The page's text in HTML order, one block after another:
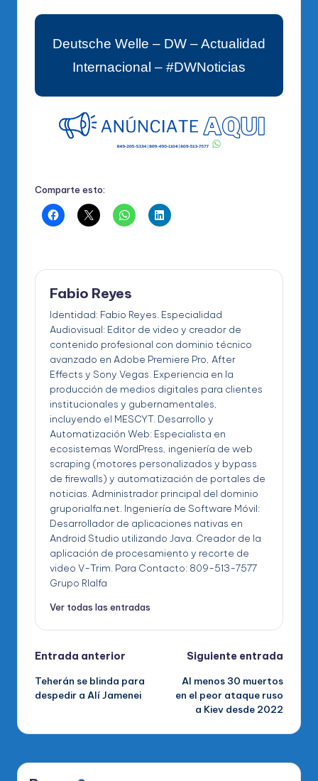
Deutsche Welle – DW – Actualidad
Internacional – #DWNoticias
Comparte esto:
Fabio Reyes
Identidad: Fabio Reyes. Especialidad
Audiovisual: Editor de video y creador de
contenido profesional con dominio técnico
avanzado en Adobe Premiere Pro, After
Effects y Sony Vegas. Experiencia en la
producción de medios digitales para clientes
institucionales y gubernamentales,
incluyendo el MESCYT. Desarrollo y
Automatización Web: Especialista en
ecosistemas WordPress, ingeniería de web
scraping (motores personalizados y bypass
de firewalls) y automatización de portales de
noticias. Administrador principal del dominio
gruporialfa.net. Ingeniería de Software Móvil:
Desarrollador de aplicaciones nativas en
Android Studio utilizando Java. Creador de la
aplicación de procesamiento y recorte de
video V-Trim. Para Contacto: 809-513-7577
Grupo RIalfa
Ver todas las entradas
Navegación
de
Entrada anterior
Teherán se blinda para
despedir a Alí Jamenei
Siguiente entrada
Al menos 30 muertos
en el peor ataque ruso
a Kiev desde 2022